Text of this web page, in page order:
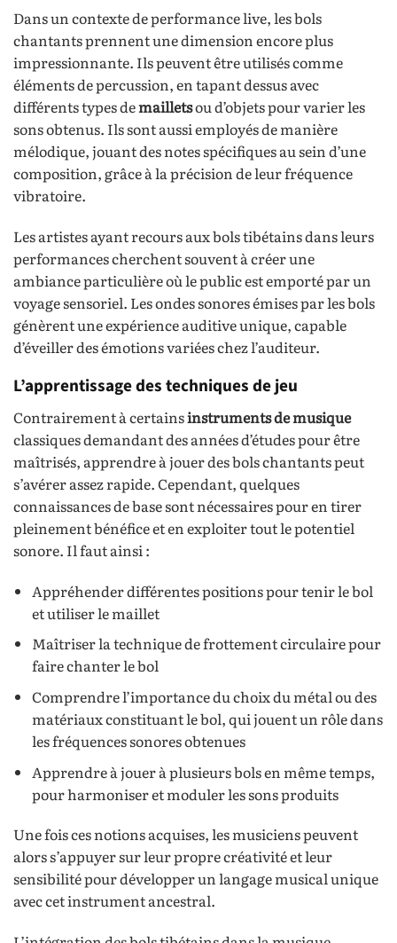
Dans un contexte de performance live, les bols
chantants prennent une dimension encore plus
impressionnante. Ils peuvent être utilisés comme
éléments de percussion, en tapant dessus avec
différents types demailletsou d’objets pour varier les
sons obtenus. Ils sont aussi employés de manière
mélodique, jouant des notes spécifiques au sein d’une
composition, grâce à la précision de leur fréquence
vibratoire.
Les artistes ayant recours aux bols tibétains dans leurs
performances cherchent souvent à créer une
ambiance particulière où le public est emporté par un
voyage sensoriel. Les ondes sonores émises par les bols
génèrent une expérience auditive unique, capable
d’éveiller des émotions variées chez l’auditeur.
L’apprentissage des techniques de jeu
Contrairement à certainsinstruments de musique
classiques demandant des années d’études pour être
maîtrisés, apprendre à jouer des bols chantants peut
s’avérer assez rapide. Cependant, quelques
connaissances de base sont nécessaires pour en tirer
pleinement bénéfice et en exploiter tout le potentiel
sonore. Il faut ainsi :
Appréhender différentes positions pour tenir le bol
et utiliser le maillet
Maîtriser la technique de frottement circulaire pour
faire chanter le bol
Comprendre l’importance du choix du métal ou des
matériaux constituant le bol, qui jouent un rôle dans
les fréquences sonores obtenues
Apprendre à jouer à plusieurs bols en même temps,
pour harmoniser et moduler les sons produits
Une fois ces notions acquises, les musiciens peuvent
alors s’appuyer sur leur propre créativité et leur
sensibilité pour développer un langage musical unique
avec cet instrument ancestral.